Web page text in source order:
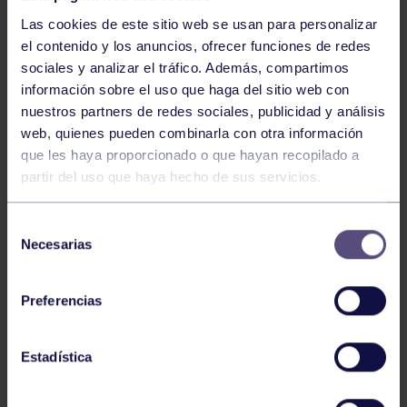
Las cookies de este sitio web se usan para personalizar
el contenido y los anuncios, ofrecer funciones de redes
sociales y analizar el tráfico. Además, compartimos
información sobre el uso que haga del sitio web con
nuestros partners de redes sociales, publicidad y análisis
web, quienes pueden combinarla con otra información
que les haya proporcionado o que hayan recopilado a
partir del uso que haya hecho de sus servicios.
Necesarias
Preferencias
Estadística
Baloncesto
ÚLTIMOS RESULTADOS DE LA SECCIÓN
Baloncesto